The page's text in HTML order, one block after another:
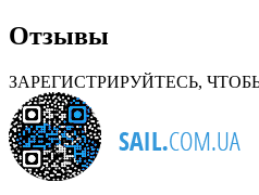
Отзывы
ЗАРЕГИСТРИРУЙТЕСЬ,